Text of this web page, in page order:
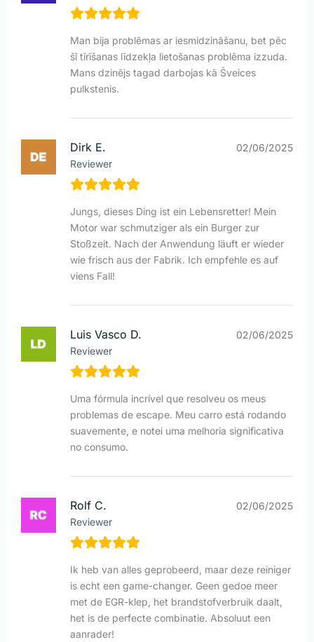
Man bija problēmas ar iesmidzināšanu, bet pēc
šī tīrīšanas līdzekļa lietošanas problēma izzuda.
Mans dzinējs tagad darbojas kā Šveices
pulkstenis.
Dirk E.
Reviewer
02/06/2025
Jungs, dieses Ding ist ein Lebensretter! Mein
Motor war schmutziger als ein Burger zur
Stoßzeit. Nach der Anwendung läuft er wieder
wie frisch aus der Fabrik. Ich empfehle es auf
viens Fall!
Luis Vasco D.
Reviewer
02/06/2025
Uma fórmula incrível que resolveu os meus
problemas de escape. Meu carro está rodando
suavemente, e notei uma melhoria significativa
no consumo.
Rolf C.
Reviewer
02/06/2025
Ik heb van alles geprobeerd, maar deze reiniger
is echt een game-changer. Geen gedoe meer
met de EGR-klep, het brandstofverbruik daalt,
het is de perfecte combinatie. Absoluut een
aanrader!